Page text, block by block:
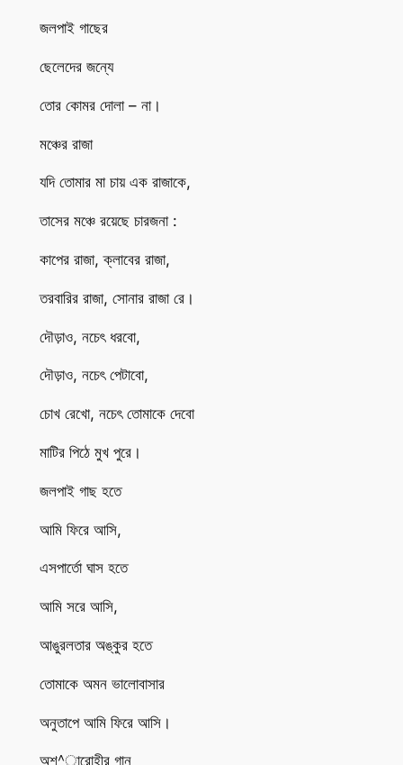
জলপাই গাছের
ছেলেদের জন্যে
তোর কোমর দোলা – না।
মঞ্চের রাজা
যদি তোমার মা চায় এক রাজাকে,
তাসের মঞ্চে রয়েছে চারজনা :
কাপের রাজা, ক্লাবের রাজা,
তরবারির রাজা, সোনার রাজা রে।
দৌড়াও, নচেৎ ধরবো,
দৌড়াও, নচেৎ পেটাবো,
চোখ রেখো, নচেৎ তোমাকে দেবো
মাটির পিঠে মুখ পুরে।
জলপাই গাছ হতে
আমি ফিরে আসি,
এসপার্তো ঘাস হতে
আমি সরে আসি,
আঙুরলতার অঙ্কুর হতে
তোমাকে অমন ভালোবাসার
অনুতাপে আমি ফিরে আসি।
অশ^ারোহীর গান